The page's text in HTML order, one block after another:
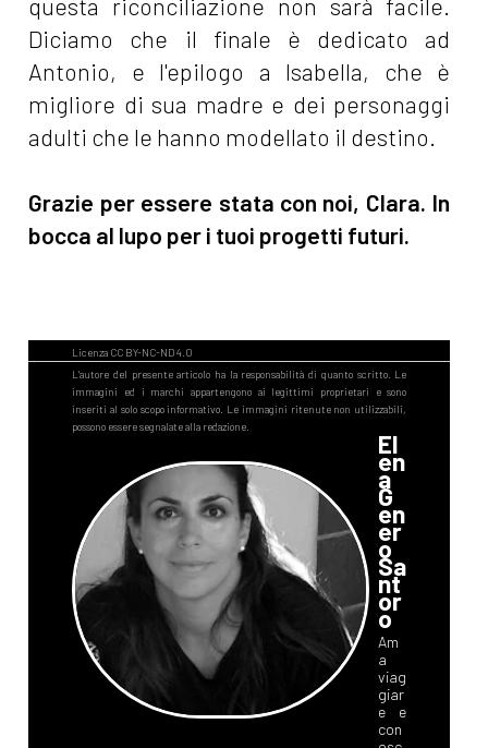
questa riconciliazione non sarà facile.
Diciamo che il finale è dedicato ad
Antonio, e l'epilogo a Isabella, che è
migliore di sua madre e dei personaggi
adulti che le hanno modellato il destino.
Grazie per essere stata con noi, Clara. In
bocca al lupo per i tuoi progetti futuri.
El
en
a
G
en
er
o
Sa
nt
or
o
Am
a
viag
giar
e e
con